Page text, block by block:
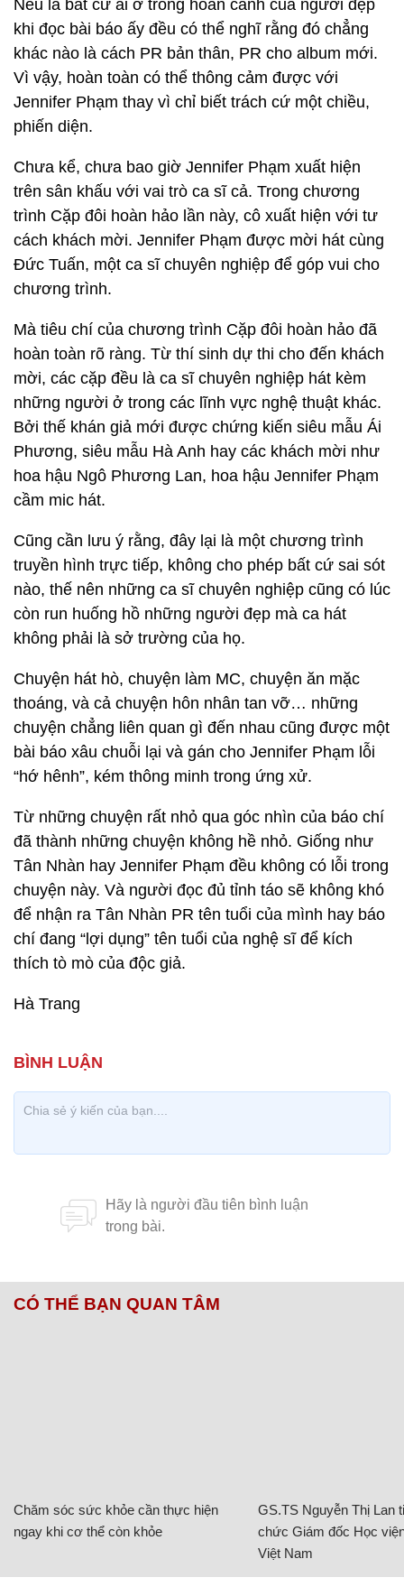
Nếu là bất cứ ai ở trong hoàn cảnh của người đẹp
khi đọc bài báo ấy đều có thể nghĩ rằng đó chẳng
khác nào là cách PR bản thân, PR cho album mới.
Vì vậy, hoàn toàn có thể thông cảm được với
Jennifer Phạm thay vì chỉ biết trách cứ một chiều,
phiến diện.
Chưa kể, chưa bao giờ Jennifer Phạm xuất hiện
trên sân khấu với vai trò ca sĩ cả. Trong chương
trình Cặp đôi hoàn hảo lần này, cô xuất hiện với tư
cách khách mời. Jennifer Phạm được mời hát cùng
Đức Tuấn, một ca sĩ chuyên nghiệp để góp vui cho
chương trình.
Mà tiêu chí của chương trình Cặp đôi hoàn hảo đã
hoàn toàn rõ ràng. Từ thí sinh dự thi cho đến khách
mời, các cặp đều là ca sĩ chuyên nghiệp hát kèm
những người ở trong các lĩnh vực nghệ thuật khác.
Bởi thế khán giả mới được chứng kiến siêu mẫu Ái
Phương, siêu mẫu Hà Anh hay các khách mời như
hoa hậu Ngô Phương Lan, hoa hậu Jennifer Phạm
cầm mic hát.
Cũng cần lưu ý rằng, đây lại là một chương trình
truyền hình trực tiếp, không cho phép bất cứ sai sót
nào, thế nên những ca sĩ chuyên nghiệp cũng có lúc
còn run huống hồ những người đẹp mà ca hát
không phải là sở trường của họ.
Chuyện hát hò, chuyện làm MC, chuyện ăn mặc
thoáng, và cả chuyện hôn nhân tan vỡ… những
chuyện chẳng liên quan gì đến nhau cũng được một
bài báo xâu chuỗi lại và gán cho Jennifer Phạm lỗi
“hớ hênh”, kém thông minh trong ứng xử.
Từ những chuyện rất nhỏ qua góc nhìn của báo chí
đã thành những chuyện không hề nhỏ. Giống như
Tân Nhàn hay Jennifer Phạm đều không có lỗi trong
chuyện này. Và người đọc đủ tỉnh táo sẽ không khó
để nhận ra Tân Nhàn PR tên tuổi của mình hay báo
chí đang “lợi dụng” tên tuổi của nghệ sĩ để kích
thích tò mò của độc giả.
Hà Trang
CÓ THỂ BẠN QUAN TÂM
Chăm sóc sức khỏe cần thực hiện
ngay khi cơ thể còn khỏe
GS.TS Nguyễn Thị Lan
chức Giám đốc Học
Việt Nam